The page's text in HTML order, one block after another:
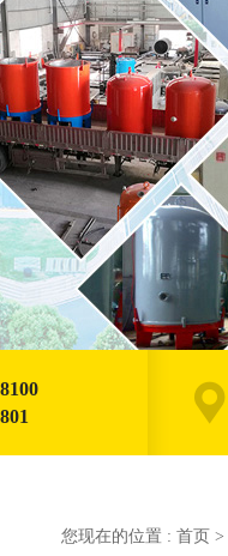
您现在的位置 : 首页 >